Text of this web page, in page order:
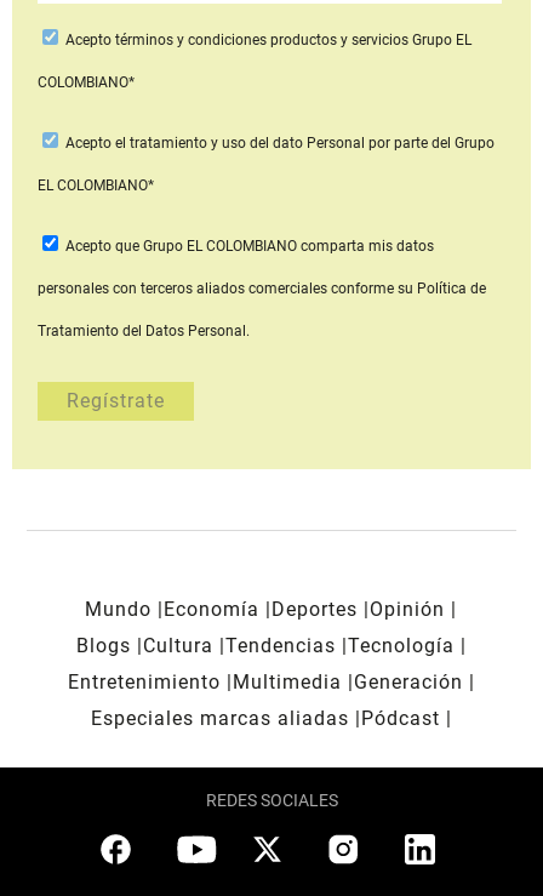
Aceptotérminos y condiciones productos y serviciosGrupo EL
COLOMBIANO*
Acepto el tratamiento y uso del dato Personal por parte del Grupo
EL COLOMBIANO*
Acepto que Grupo EL COLOMBIANOcomparta mis datos
personales con terceros aliados comerciales conforme su Política de
Tratamiento del Datos Personal.
Mundo Economía Deportes
Opinión
Blogs
Cultura Tendencias Tecnología
Entretenimiento
Multimedia
Generación
Especiales marcas aliadas
Pódcast
REDES SOCIALES